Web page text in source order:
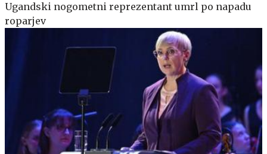
Ugandski nogometni reprezentant umrl po napadu
roparjev